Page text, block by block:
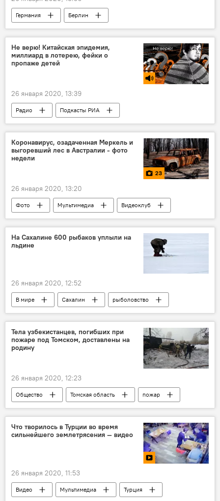
Германия
Берлин
Абдулазиз Камилов
МИД Узбекистана
Конференция
Не верю! Китайская эпидемия,
миллиард в лотерею, фейки о
пропаже детей
26 января 2020, 13:39
Радио Подкасты РИА
Коронавирус, озадаченная Меркель и
выгоревший лес в Австралии - фото
недели
23
26 января 2020, 13:20
Фото Мультимедиа Видеоклуб
На Сахалине 600 рыбаков уплыли на
льдине
26 января 2020, 12:52
В мире Сахалин
рыболовство
лед
Тела узбекистанцев, погибших при
пожаре под Томском, доставлены на
родину
26 января 2020, 12:23
Общество Томская область
пожар
погибшие
Узбекистанцы
МИД Узбекистана
Что творилось в Турции во время
сильнейшего землетрясения — видео
26 января 2020, 11:53
Видео Мультимедиа
Турция